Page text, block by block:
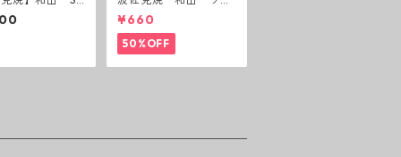
style 25プ
カップ 黒錆 3種(アウ
トレット）
¥660
50%OFF